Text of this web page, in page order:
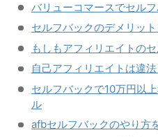
バリューコマースでセル
セルフバックのデメリッ
もしもアフィリエイトの
自己アフィリエイトは違
セルフバックで10万円以
ル
afbセルフバックのやり方